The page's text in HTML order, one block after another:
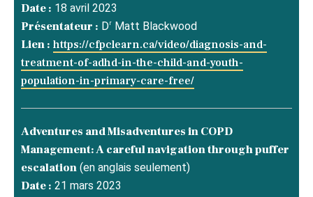
Date : 18 avril 2023
Présentateur : Dr Matt Blackwood
Lien : https://cfpclearn.ca/video/diagnosis-and-
treatment-of-adhd-in-the-child-and-youth-
population-in-primary-care-free/
Adventures and Misadventures in COPD
Management: A careful navigation through puffer
escalation (en anglais seulement)
Date : 21 mars 2023